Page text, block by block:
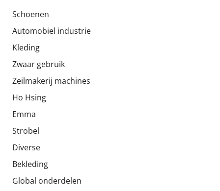
Schoenen
Automobiel industrie
Kleding
Zwaar gebruik
Zeilmakerij machines
Ho Hsing
Emma
Strobel
Diverse
Bekleding
Global onderdelen